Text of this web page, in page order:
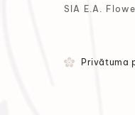
SIA E.A.
Privātuma